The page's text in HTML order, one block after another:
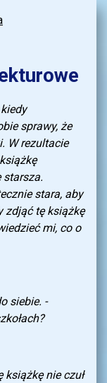
sprawy, że
W rezultacie
starsza.
stara, aby
zdjąć tę książkę
mi, co o
siebie. -
nie czuł